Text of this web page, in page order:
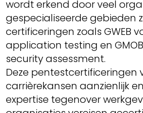
wordt erkend door veel
gespecialiseerde gebieden
certificeringen zoals GWEB
application testing en
security assessment.
Deze pentestcertificeringen
carrièrekansen aanzienlijk
expertise tegenover